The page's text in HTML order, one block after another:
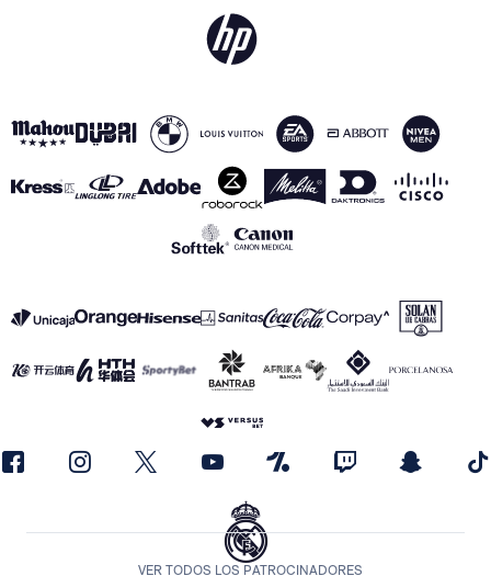
VER TODOS LOS PATROCINADORES